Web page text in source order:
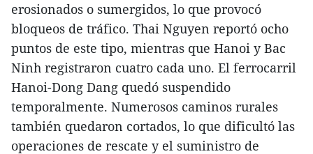
erosionados o sumergidos, lo que provocó
bloqueos de tráfico. Thai Nguyen reportó ocho
puntos de este tipo, mientras que Hanoi y Bac
Ninh registraron cuatro cada uno. El ferrocarril
Hanoi-Dong Dang quedó suspendido
temporalmente. Numerosos caminos rurales
también quedaron cortados, lo que dificultó las
operaciones de rescate y el suministro de